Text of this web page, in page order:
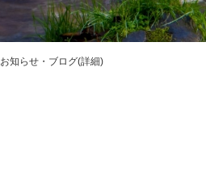
お知らせ・ブログ(詳細)